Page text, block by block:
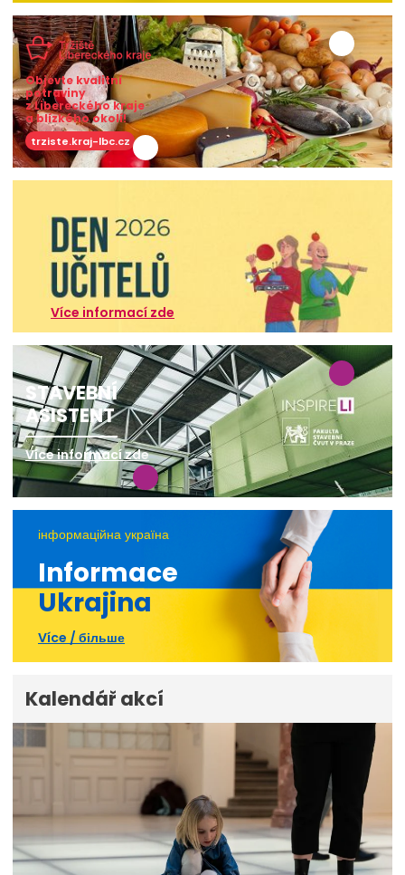
Objevte kvalitní
potraviny
z Libereckého kraje
a blízkého okolí!
trziste.kraj-lbc.cz
Více informací zde
STAVEBNÍ
ASISTENT
Více informací zde
інформаційна україна
Informace
Ukrajina
Více / більше
Kalendář akcí